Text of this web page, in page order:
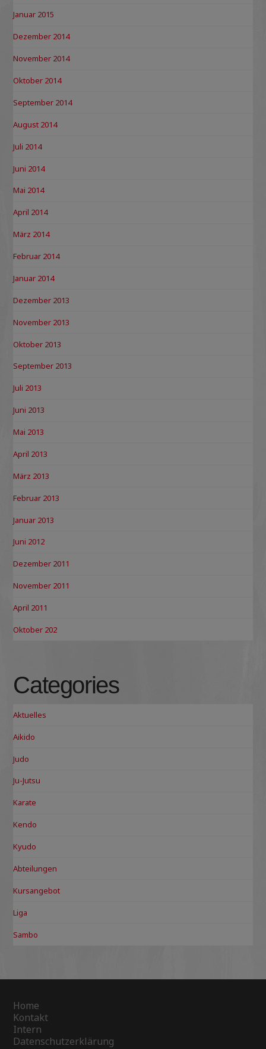
Januar 2015
Dezember 2014
November 2014
Oktober 2014
September 2014
August 2014
Juli 2014
Juni 2014
Mai 2014
April 2014
März 2014
Februar 2014
Januar 2014
Dezember 2013
November 2013
Oktober 2013
September 2013
Juli 2013
Juni 2013
Mai 2013
April 2013
März 2013
Februar 2013
Januar 2013
Juni 2012
Dezember 2011
November 2011
April 2011
Oktober 202
Categories
Aktuelles
Aikido
Judo
Ju-Jutsu
Karate
Kendo
Kyudo
Abteilungen
Kursangebot
Liga
Sambo
Home
Kontakt
Intern
Datenschutzerklärung